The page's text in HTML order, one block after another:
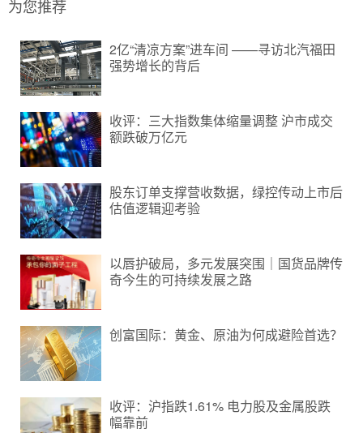
为您推荐
2亿“清凉方案”进车间 ——寻访北汽福田
强势增长的背后
收评：三大指数集体缩量调整 沪市成交
额跌破万亿元
股东订单支撑营收数据，绿控传动上市后
估值逻辑迎考验
以唇护破局，多元发展突围｜国货品牌传
奇今生的可持续发展之路
创富国际：黄金、原油为何成避险首选？
收评：沪指跌1.61% 电力股及金属股跌
幅靠前